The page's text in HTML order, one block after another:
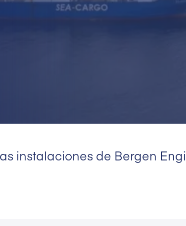
instalaciones de Bergen